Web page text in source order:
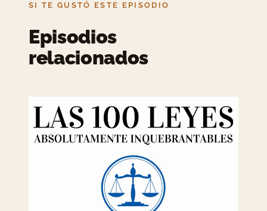
SI TE GUSTÓ ESTE EPISODIO
Episodios
relacionados